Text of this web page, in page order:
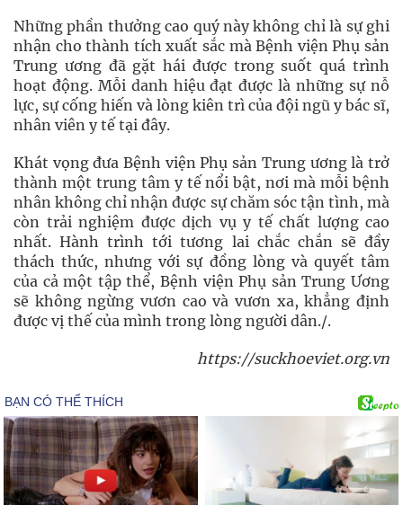
Những phần thưởng cao quý này không chỉ là sự ghi
nhận cho thành tích xuất sắc mà Bệnh viện Phụ sản
Trung ương đã gặt hái được trong suốt quá trình
hoạt động. Mỗi danh hiệu đạt được là những sự nỗ
lực, sự cống hiến và lòng kiên trì của đội ngũ y bác sĩ,
nhân viên y tế tại đây.
Khát vọng đưa Bệnh viện Phụ sản Trung ương là trở
thành một trung tâm y tế nổi bật, nơi mà mỗi bệnh
nhân không chỉ nhận được sự chăm sóc tận tình, mà
còn trải nghiệm được dịch vụ y tế chất lượng cao
nhất. Hành trình tới tương lai chắc chắn sẽ đầy
thách thức, nhưng với sự đồng lòng và quyết tâm
của cả một tập thể, Bệnh viện Phụ sản Trung Ương
sẽ không ngừng vươn cao và vươn xa, khẳng định
được vị thế của mình trong lòng người dân./.
https://suckhoeviet.org.vn